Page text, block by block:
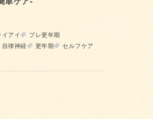
イアイ
プレ更年期
自律神経 更年期
セルフケア